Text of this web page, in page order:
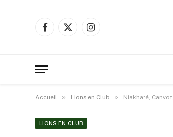
Facebook
X
Instagram
Accueil » Lions en Club » Niakhaté,
LIONS EN CLUB